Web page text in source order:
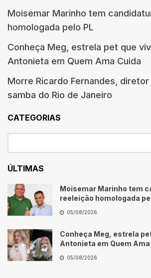
Moisemar Marinho tem
homologada pelo PL
Conheça Meg, estrela pet que
Antonieta em Quem Ama Cuida
Morre Ricardo Fernandes,
samba do Rio de Janeiro
CATEGORIAS
ÚLTIMAS
Moisemar Marinho tem
reeleição homologada
05/08/2026
Conheça Meg, estrela
Antonieta em Quem Ama
05/08/2026